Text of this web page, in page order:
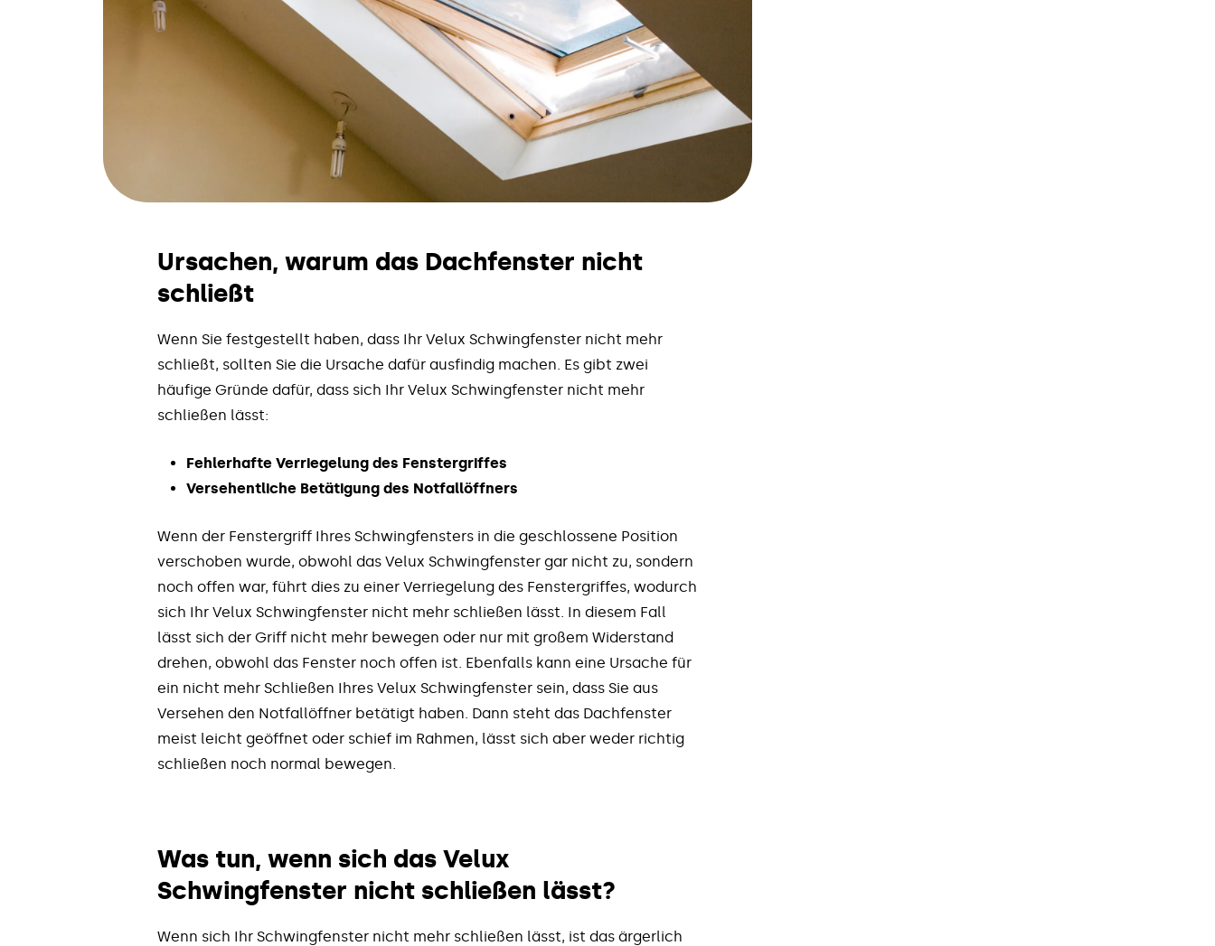
Ursachen, warum das Dachfenster nicht
schließt
Wenn Sie festgestellt haben, dass Ihr Velux Schwingfenster nicht mehr
schließt, sollten Sie die Ursache dafür ausfindig machen. Es gibt zwei
häufige Gründe dafür, dass sich Ihr Velux Schwingfenster nicht mehr
schließen lässt:
Fehlerhafte Verriegelung des Fenstergriffes
Versehentliche Betätigung des Notfallöffners
Wenn der Fenstergriff Ihres Schwingfensters in die geschlossene Position
verschoben wurde, obwohl das Velux Schwingfenster gar nicht zu, sondern
noch offen war, führt dies zu einer Verriegelung des Fenstergriffes, wodurch
sich Ihr Velux Schwingfenster nicht mehr schließen lässt. In diesem Fall
lässt sich der Griff nicht mehr bewegen oder nur mit großem Widerstand
drehen, obwohl das Fenster noch offen ist. Ebenfalls kann eine Ursache für
ein nicht mehr Schließen Ihres Velux Schwingfenster sein, dass Sie aus
Versehen den Notfallöffner betätigt haben. Dann steht das Dachfenster
meist leicht geöffnet oder schief im Rahmen, lässt sich aber weder richtig
schließen noch normal bewegen.
Was tun, wenn sich das Velux
Schwingfenster nicht schließen lässt?
Wenn sich Ihr Schwingfenster nicht mehr schließen lässt, ist das ärgerlich